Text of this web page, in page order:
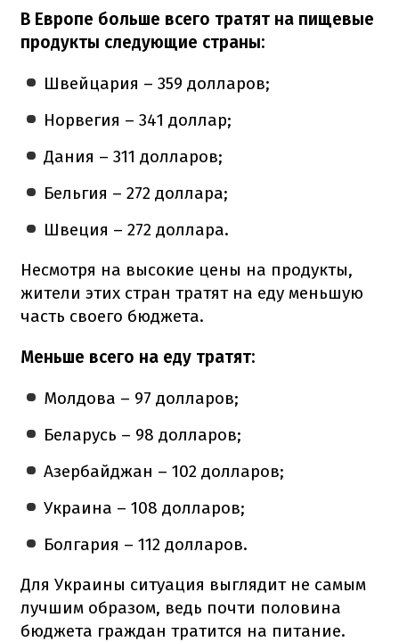
В Европе больше всего тратят на пищевые
продукты следующие страны:
Швейцария – 359 долларов;
Норвегия – 341 доллар;
Дания – 311 долларов;
Бельгия – 272 доллара;
Швеция – 272 доллара.
Несмотря на высокие цены на продукты,
жители этих стран тратят на еду меньшую
часть своего бюджета.
Меньше всего на еду тратят:
Молдова – 97 долларов;
Беларусь – 98 долларов;
Азербайджан – 102 долларов;
Украина – 108 долларов;
Болгария – 112 долларов.
Для Украины ситуация выглядит не самым
лучшим образом, ведь почти половина
бюджета граждан тратится на питание.